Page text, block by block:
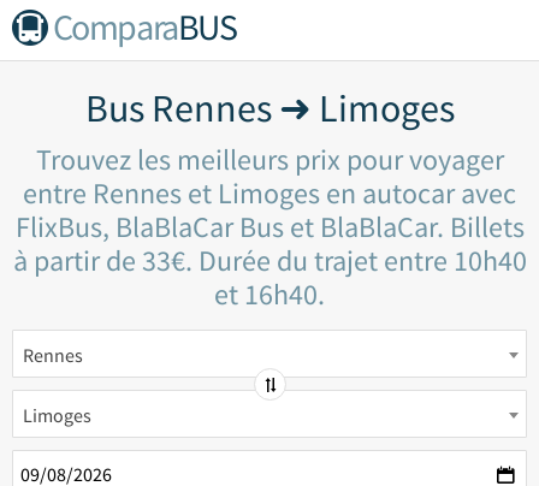
ComparaBUS
Bus Rennes ➜ Limoges
Trouvez les meilleurs prix pour voyager
entre Rennes et Limoges en autocar avec
FlixBus, BlaBlaCar Bus et BlaBlaCar. Billets
à partir de 33€. Durée du trajet entre 10h40
et 16h40.
Rennes
Limoges